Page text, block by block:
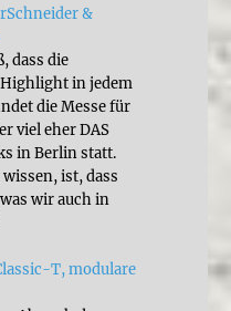
&
dass die
in jedem
die Messe für
viel eher DAS
in Berlin statt.
ist, dass
wir auch in
T, modulare